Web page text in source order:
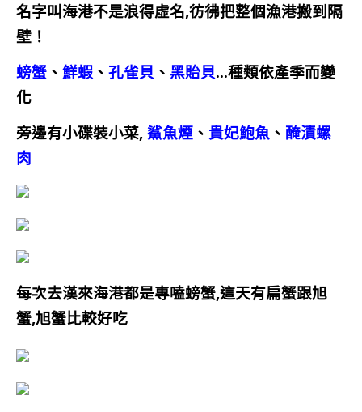
名字叫海港不是浪得虛名,彷彿把整個漁港搬到隔
壁！
螃蟹 、 鮮蝦 、 孔雀貝 、 黑貽貝…種類依產季而變
化
旁邊有小碟裝小菜, 鯊魚煙 、 貴妃鮑魚 、 醃漬螺
肉
每次去漢來海港都是專嗑螃蟹,這天有扁蟹跟旭
蟹,旭蟹比較好吃